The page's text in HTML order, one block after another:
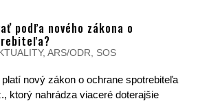
podľa nového zákona o
, ARS/ODR SOS
nový zákon o ochrane spotrebiteľa
ktorý nahrádza viaceré doterajšie